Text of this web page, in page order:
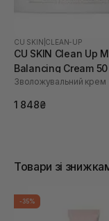
CU SKIN CLEAN-UP
CU SKIN Clean Up
Balancing Cream
Зволожувальний крем
1 848₴
Товари зі
-35%